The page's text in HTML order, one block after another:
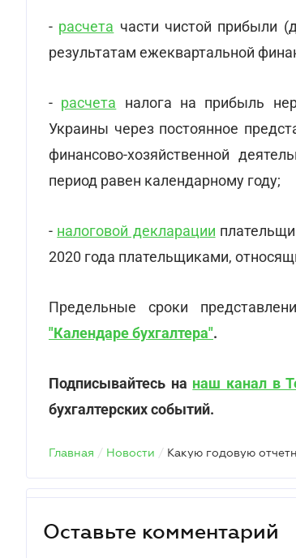
- расчета части чистой прибыли
результатам ежеквартальной
- расчета налога на прибыль
Украины через постоянное
финансово-хозяйственной
период равен календарному году;
- налоговой декларации
2020 года плательщиками,
Предельные сроки
"Календаре бухгалтера".
Подписывайтесь на наш канал в
бухгалтерских событий.
Главная / Новости /
Оставьте комментарий